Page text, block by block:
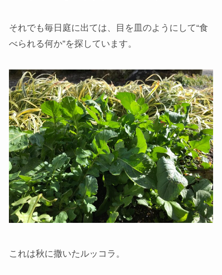
それでも毎日庭に出ては、目を皿のようにして“食
べられる何か”を探しています。
これは秋に撒いたルッコラ。